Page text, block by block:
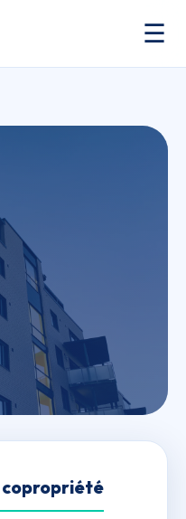
☰
NOISY LE
copropriété